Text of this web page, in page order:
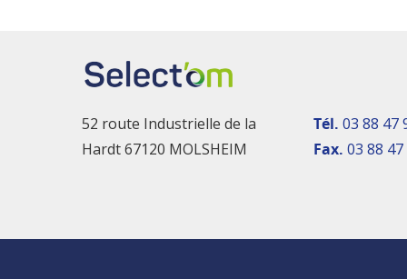
52 route Industrielle de la
Hardt 67120 MOLSHEIM
Tél. 03 88 47
Fax. 03 88 47